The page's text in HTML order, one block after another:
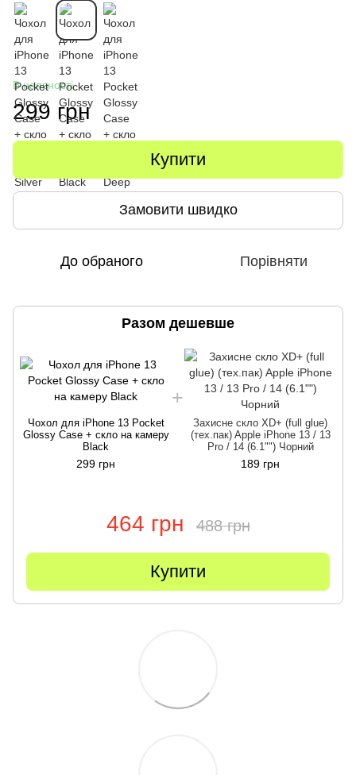
В наявності
299 грн
Купити
Замовити швидко
До обраного Порівняти
Разом дешевше
Чохол для iPhone 13 Pocket
Glossy Case + скло на камеру
Black
299 грн
Захисне скло XD+ (full glue)
(тех.пак) Apple iPhone 13 / 13
Pro / 14 (6.1"") Чорний
189 грн
464 грн 488 грн
Купити